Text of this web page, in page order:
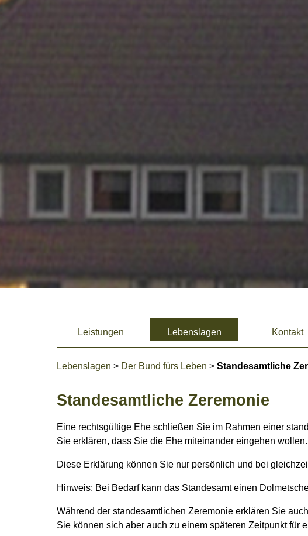
Leistungen Lebenslagen Kontakt
Lebenslagen > Der Bund fürs Leben > Standesamtliche
Standesamtliche Zeremonie
Eine rechtsgültige Ehe schließen Sie im Rahmen einer
Sie erklären, dass Sie die Ehe miteinander eingehen wollen.
Diese Erklärung können Sie nur persönlich und bei
Hinweis: Bei Bedarf kann das Standesamt einen
Während der standesamtlichen Zeremonie erklären Sie
Sie können sich aber auch zu einem späteren Zeitpunkt für